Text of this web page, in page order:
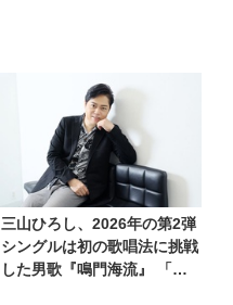
三山ひろし、2026年の第2弾
シングルは初の歌唱法に挑戦
した男歌『鳴門海流』 「進